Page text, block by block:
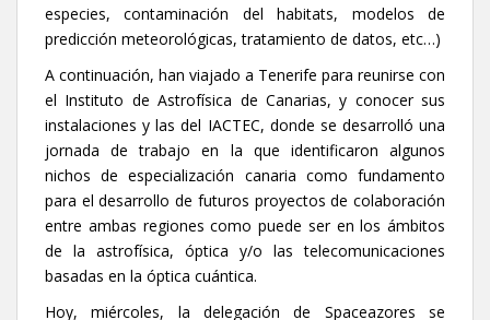
especies, contaminación del habitats, modelos de
predicción meteorológicas, tratamiento de datos, etc…)
A continuación, han viajado a Tenerife para reunirse con
el Instituto de Astrofísica de Canarias, y conocer sus
instalaciones y las del IACTEC, donde se desarrolló una
jornada de trabajo en la que identificaron algunos
nichos de especialización canaria como fundamento
para el desarrollo de futuros proyectos de colaboración
entre ambas regiones como puede ser en los ámbitos
de la astrofísica, óptica y/o las telecomunicaciones
basadas en la óptica cuántica.
Hoy, miércoles, la delegación de Spaceazores se